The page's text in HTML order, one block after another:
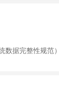
数据完整性规范）